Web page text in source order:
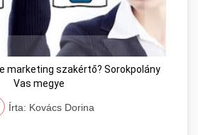
marketing szakértő? Sorokpolány
Vas megye
Írta: Kovács Dorina